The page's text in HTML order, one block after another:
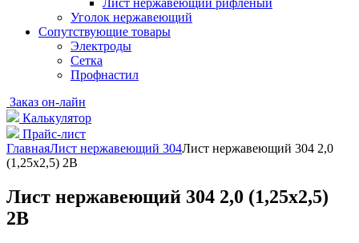
Лист нержавеющий рифленый
Уголок нержавеющий
Cопутствующие товары
Электроды
Сетка
Профнастил
Заказ он-лайн
Калькулятор
Прайс-лист
ГлавнаяЛист нержавеющий 304Лист нержавеющий 304 2,0
(1,25х2,5) 2B
Лист нержавеющий 304 2,0 (1,25х2,5)
2B